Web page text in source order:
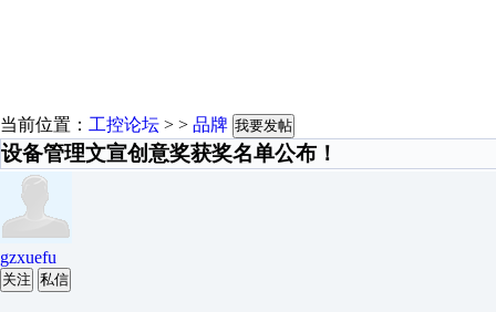
当前位置： 工控论坛 > > 品牌 我要发帖
设备管理文宣创意奖获奖名单公布！
gzxuefu
关注 私信